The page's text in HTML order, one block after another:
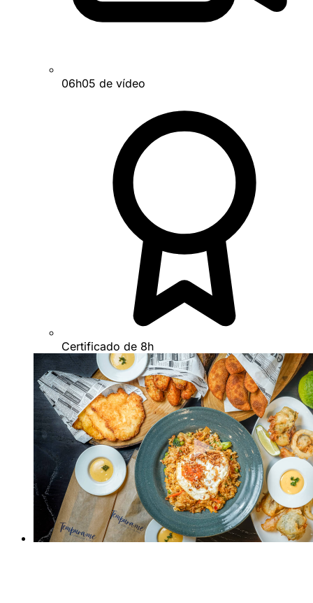
06h05 de vídeo
Certificado de 8h